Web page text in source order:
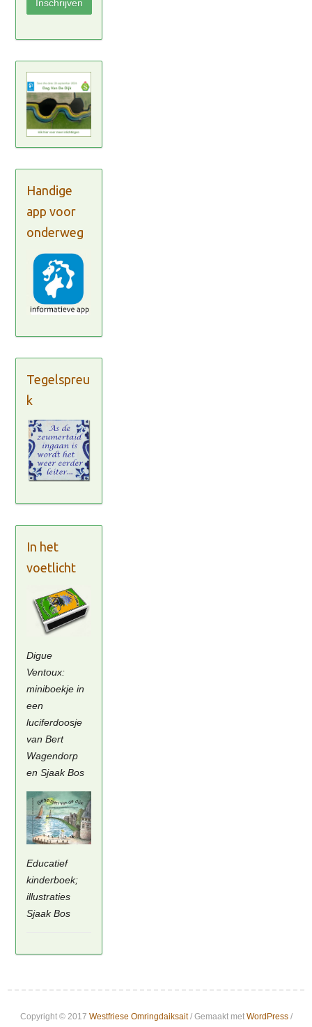
Handige
app voor
onderweg
Tegelspreu
k
In het
voetlicht
Digue
Ventoux:
miniboekje in
een
luciferdoosje
van Bert
Wagendorp
en Sjaak Bos
Educatief
kinderboek;
illustraties
Sjaak Bos
Copyright © 2017 Westfriese Omringdaiksait/ Gemaakt met WordPress/